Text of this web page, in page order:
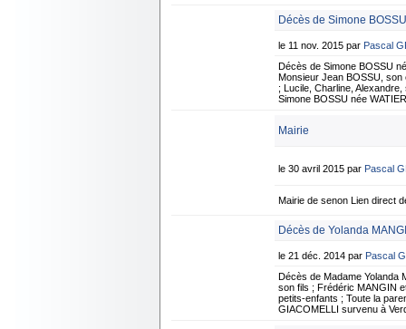
Décès de Simone
le 11 nov. 2015 par Pascal
Décès de Simone BOSSU
Monsieur Jean BOSSU, son
; Lucile, Charline,
Simone BOSSU née
Mairie
le 30 avril 2015 par Pascal
Mairie de senon Lien direct
Décès de Yolanda
le 21 déc. 2014 par Pascal
Décès de Madame Yolanda
son fils ; Frédéric MANGIN
petits-enfants ; Toute la
GIACOMELLI survenu à